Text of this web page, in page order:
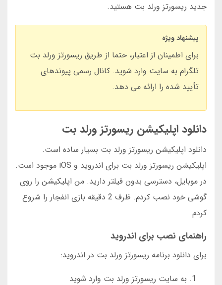
جدید ریسورتز ورلد بت هستید.
پیشنهاد ویژه
برای اطمینان از اعتبار، حتما از طریق ریسورتز ورلد بت
تلگرام به سایت وارد شوید. کانال رسمی پیوندهای
تأیید شده را ارائه می دهد.
دانلود اپلیکیشن ریسورتز ورلد بت
دانلود اپلیکیشن ریسورتز ورلد بت بسیار ساده است.
اپلیکیشن ریسورتز ورلد بت برای اندروید و iOS موجود است.
در موبایل، دسترسی بدون فیلتر دارید. من اپلیکیشن را روی
گوشی خود نصب کردم. ظرف 2 دقیقه بازی انفجار را شروع
کردم.
راهنمای نصب برای اندروید
برای دانلود برنامه ریسورتز ورلد بت در اندروید:
به سایت ریسورتز ورلد بت وارد شوید